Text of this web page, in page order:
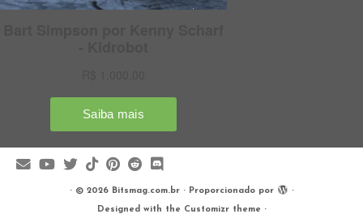
· © 2026 Bitsmag.com.br· Proporcionado por ·
Designed with the Customizr theme ·